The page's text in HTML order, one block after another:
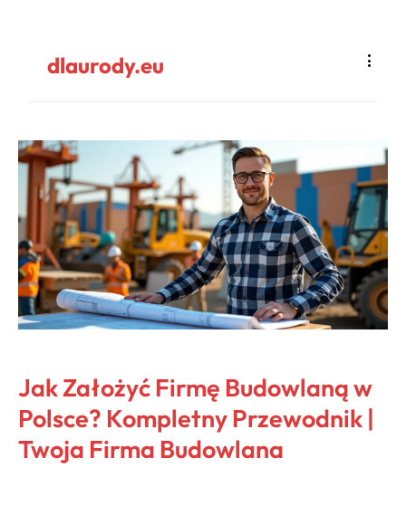
dlaurody.eu
Jak Założyć Firmę Budowlaną w
Polsce? Kompletny Przewodnik |
Twoja Firma Budowlana